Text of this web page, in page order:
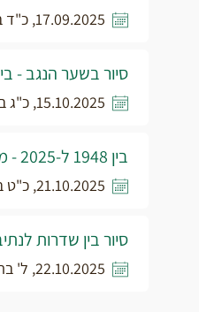
17.09.2025, כ"ד באלול תשפ"ה
סיור בשער הנגב -
15.10.2025, כ"ג בתשרי תשפ"ו
בין 1948 ל-2025 - מבט אל זירות הלחימה במערב הנגב
21.10.2025, כ"ט בתשרי תשפ"ו
סיור בין שדרות
22.10.2025, ל' בתשרי תשפ"ו